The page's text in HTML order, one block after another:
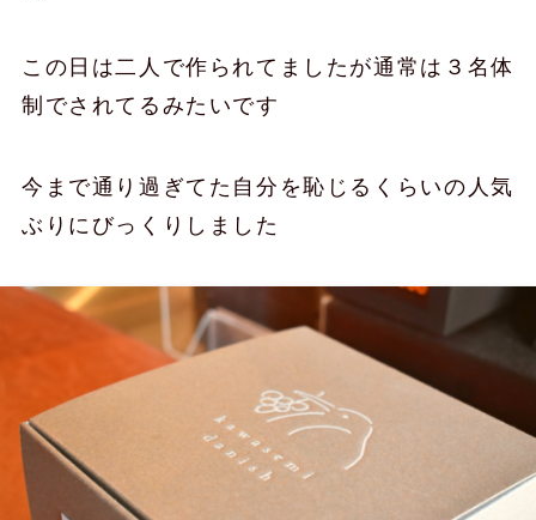
この日は二人で作られてましたが通常は３名体
制でされてるみたいです
今まで通り過ぎてた自分を恥じるくらいの人気
ぶりにびっくりしました